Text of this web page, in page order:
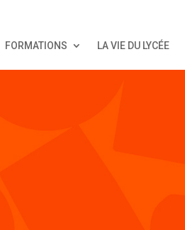
FORMATIONS LA VIE DU LYCÉE